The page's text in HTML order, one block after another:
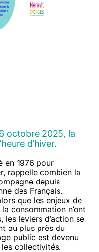
octobre 2025, la
d’hiver.
en 1976 pour
rappelle combien la
depuis
des Français.
que les enjeux de
consommation n’ont
les leviers d’action se
au plus près du
public est devenu
collectivités.